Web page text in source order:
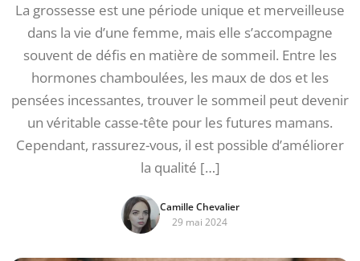
La grossesse est une période unique et merveilleuse
dans la vie d’une femme, mais elle s’accompagne
souvent de défis en matière de sommeil. Entre les
hormones chamboulées, les maux de dos et les
pensées incessantes, trouver le sommeil peut devenir
un véritable casse-tête pour les futures mamans.
Cependant, rassurez-vous, il est possible d’améliorer
la qualité […]
Camille Chevalier
29 mai 2024